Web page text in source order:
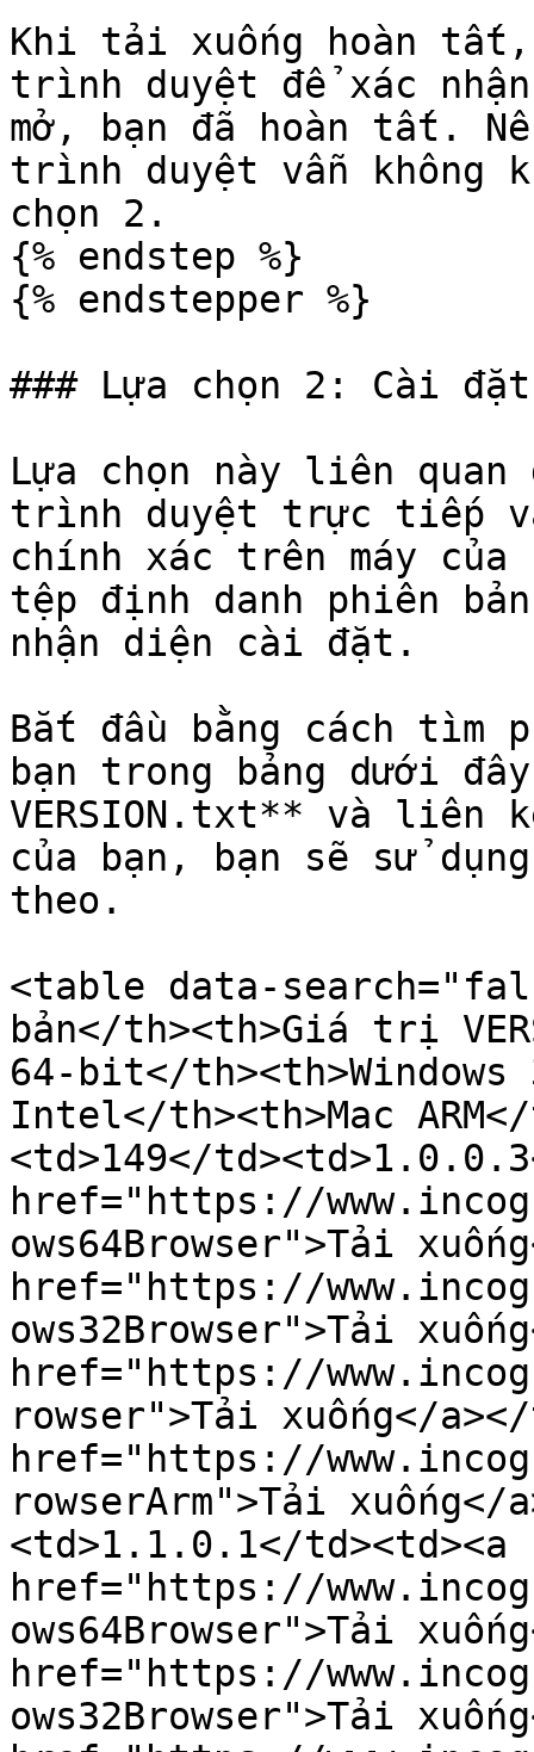
Khi tải xuống hoàn
trình duyệt để xác
mở, bạn đã hoàn tất.
trình duyệt vẫn không
chọn 2.
{% endstep %}
{% endstepper %}
### Lựa chọn 2: Cài
Lựa chọn này liên
trình duyệt trực tiếp
chính xác trên máy của
tệp định danh phiên
nhận diện cài đặt.
Bắt đầu bằng cách tìm
bạn trong bảng dưới
VERSION.txt** và liên
của bạn, bạn sẽ sử
theo.
<table data-
bản</th><th>Giá trị
64-bit</
Intel</th><th>Mac
<td>149</
href="https://
ows64Browser">Tải
href="https://
ows32Browser">Tải
href="https://
rowser">Tải xuống</
href="https://
rowserArm">Tải
<td>1.1.0.1</td><td><a
href="https://
ows64Browser">Tải
href="https://
ows32Browser">Tải